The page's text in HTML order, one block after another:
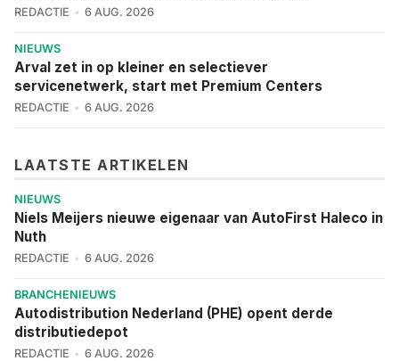
REDACTIE 6 AUG. 2026
NIEUWS
Arval zet in op kleiner en selectiever
servicenetwerk, start met Premium Centers
REDACTIE 6 AUG. 2026
LAATSTE ARTIKELEN
NIEUWS
Niels Meijers nieuwe eigenaar van AutoFirst Haleco in
Nuth
REDACTIE 6 AUG. 2026
BRANCHENIEUWS
Autodistribution Nederland (PHE) opent derde
distributiedepot
REDACTIE 6 AUG. 2026